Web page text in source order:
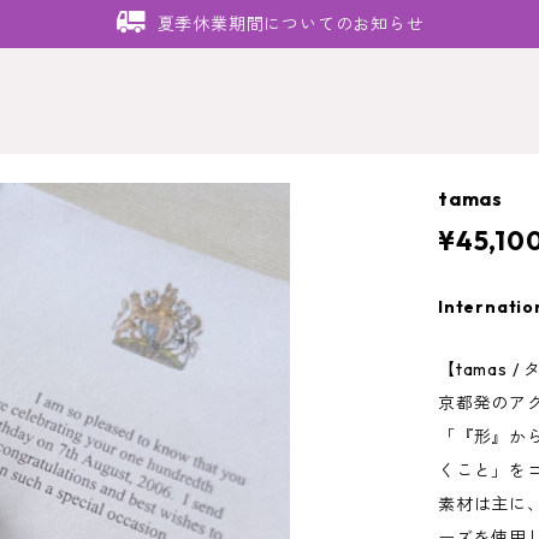
夏季休業期間についてのお知らせ
tamas
【tamas /
京都発のア
「『形』
くこと」を
素材は主に